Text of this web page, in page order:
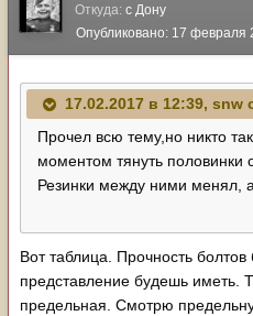
Откуда: с Дону
Опубликовано: 17 февраля
17.02.2017 в 12:39, snw
Прочел всю тему,но никто
моментом тянуть половинки
Резинки между ними менял, а
Вот таблица. Прочность
представление будешь иметь.
предельная. Смотрю